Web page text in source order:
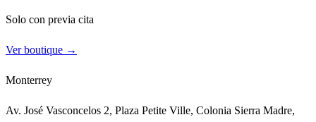
Solo con previa cita
Ver boutique →
Monterrey
Av. José Vasconcelos 2, Plaza Petite Ville, Colonia Sierra Madre,